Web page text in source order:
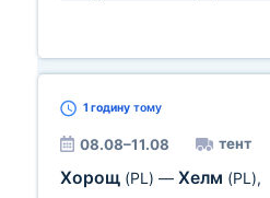
1 годину тому
08.08–11.08 тент
Хорощ (PL) — Хелм (PL),